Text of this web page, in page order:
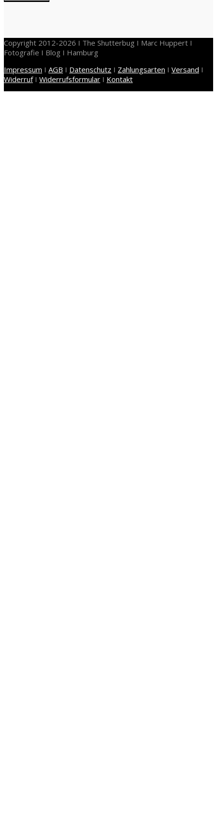
Copyright 2012-2026 I The Shutterbug I Marc Huppert I
Fotografie I Blog I Hamburg
Impressum I AGB I Datenschutz I Zahlungsarten I Versand I
WiderrufI Widerrufsformular I Kontakt